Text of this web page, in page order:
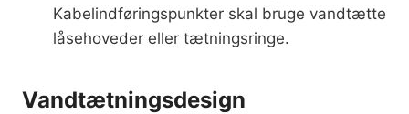
Kabelindføringspunkter skal bruge vandtætte
låsehoveder eller tætningsringe.
Vandtætningsdesign